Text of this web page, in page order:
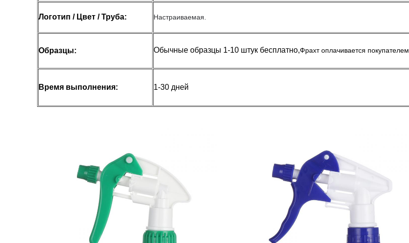
Логотип / Цвет / Труба: Настраиваемая.
Образцы: Обычные образцы 1-10 штук бесплатно,Фрахт оплачивается покупателем.
Время выполнения: 1-30 дней